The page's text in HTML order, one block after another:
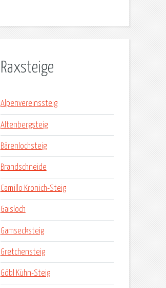
Raxsteige
Alpenvereinssteig
Altenbergsteig
Bärenlochsteig
Brandschneide
Camillo Kronich-Steig
Gaisloch
Gamsecksteig
Gretchensteig
Göbl Kühn-Steig